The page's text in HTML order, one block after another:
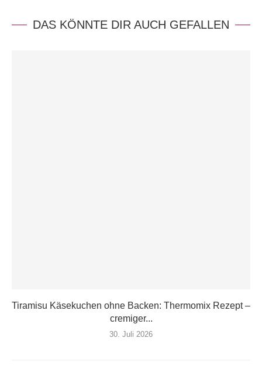
DAS KÖNNTE DIR AUCH GEFALLEN
Tiramisu Käsekuchen ohne Backen: Thermomix Rezept –
cremiger...
30. Juli 2026